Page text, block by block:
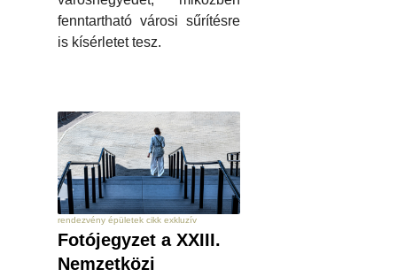
fenntartható városi sűrítésre
is kísérletet tesz.
rendezvény épületek cikk exkluzív
Fotójegyzet a XXIII.
Nemzetközi